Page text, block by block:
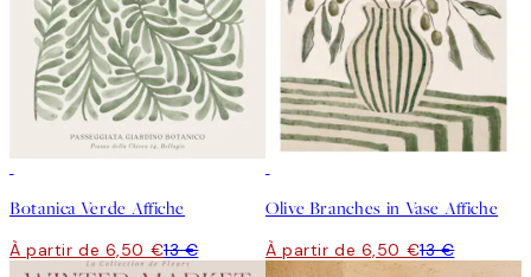
Botanica Verde Affiche
À partir de 6,50 €13 €
Olive Branches in Vase Affiche
À partir de 6,50 €13 €